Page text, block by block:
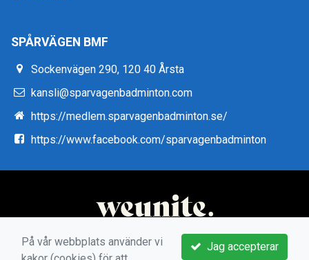
SPÅRVÄGEN BMF
Sockenvägen 290, 120 40 Årsta
kansli@sparvagenbadminton.com
https://medlem.sparvagenbadminton.se/
https://www.facebook.com/sparvagenbadminton
Jag accepterar
På vår webbplats använder vi